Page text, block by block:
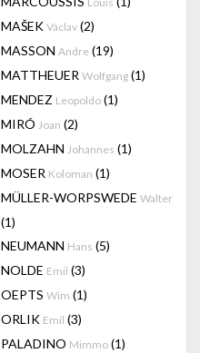
MAŠEK Václav (2)
MASSON Andre (19)
MATTHEUER Wolfgang (1)
MENDEZ Leopoldo (1)
MIRÓ Joan (2)
MOLZAHN Johannes (1)
MOSER Koloman (1)
MÜLLER-WORPSWEDE Walter
(1)
NEUMANN Hans (5)
NOLDE Emil (3)
OEPTS Wim (1)
ORLIK Emil (3)
PALADINO Mimmo (1)